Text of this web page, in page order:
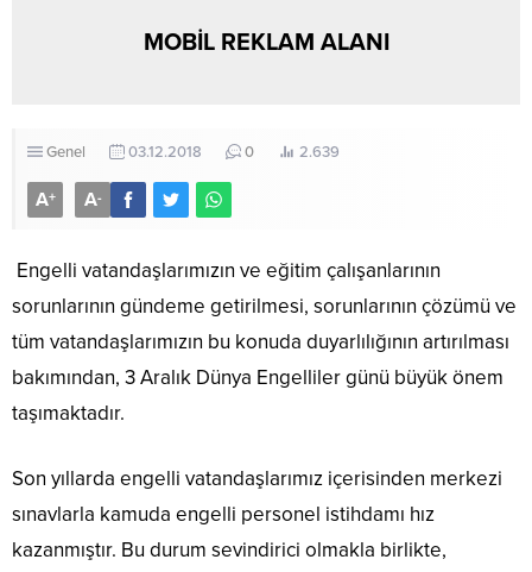
MOBİL REKLAM ALANI
Genel 03.12.2018 0 2.639
A+ A-
Engelli vatandaşlarımızın ve eğitim çalışanlarının
sorunlarının gündeme getirilmesi, sorunlarının çözümü ve
tüm vatandaşlarımızın bu konuda duyarlılığının artırılması
bakımından, 3 Aralık Dünya Engelliler günü büyük önem
taşımaktadır.
Son yıllarda engelli vatandaşlarımız içerisinden merkezi
sınavlarla kamuda engelli personel istihdamı hız
kazanmıştır. Bu durum sevindirici olmakla birlikte,